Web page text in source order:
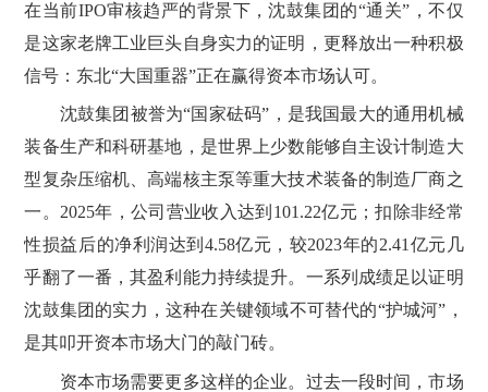
在当前IPO审核趋严的背景下，沈鼓集团的“通关”，不仅
是这家老牌工业巨头自身实力的证明，更释放出一种积极
信号：东北“大国重器”正在赢得资本市场认可。
沈鼓集团被誉为“国家砝码”，是我国最大的通用机械
装备生产和科研基地，是世界上少数能够自主设计制造大
型复杂压缩机、高端核主泵等重大技术装备的制造厂商之
一。2025年，公司营业收入达到101.22亿元；扣除非经常
性损益后的净利润达到4.58亿元，较2023年的2.41亿元几
乎翻了一番，其盈利能力持续提升。一系列成绩足以证明
沈鼓集团的实力，这种在关键领域不可替代的“护城河”，
是其叩开资本市场大门的敲门砖。
资本市场需要更多这样的企业。过去一段时间，市场